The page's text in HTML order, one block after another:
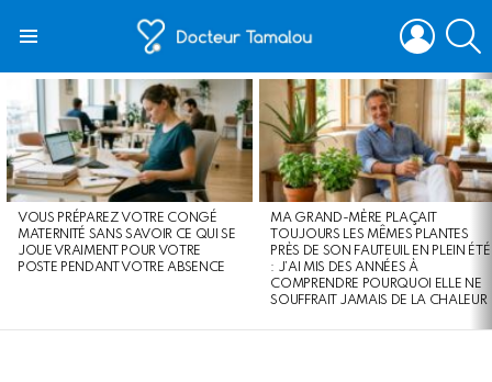
LOGIN
STORIES
VOUS PRÉPAREZ VOTRE CONGÉ
MATERNITÉ SANS SAVOIR CE QUI SE
JOUE VRAIMENT POUR VOTRE
POSTE PENDANT VOTRE ABSENCE
MA GRAND-MÈRE PLAÇAIT
TOUJOURS LES MÊMES PLANTES
PRÈS DE SON FAUTEUIL EN PLEIN ÉTÉ
: J’AI MIS DES ANNÉES À
COMPRENDRE POURQUOI ELLE NE
SOUFFRAIT JAMAIS DE LA CHALEUR